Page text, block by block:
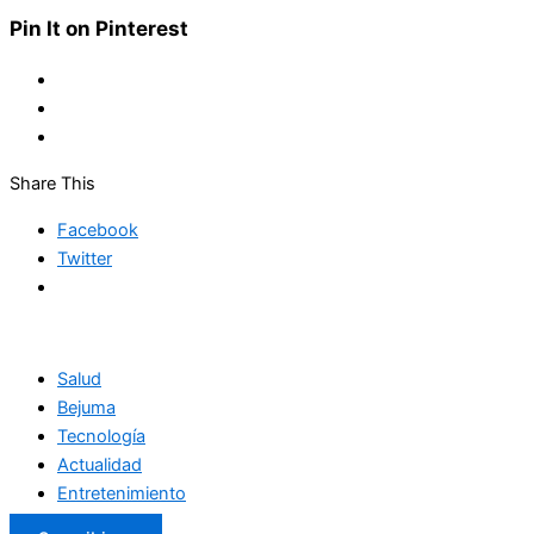
Pin It on Pinterest
Share This
Facebook
Twitter
Salud
Bejuma
Tecnología
Actualidad
Entretenimiento